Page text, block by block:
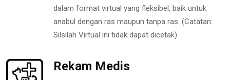
dalam format virtual yang fleksibel, baik untuk
anabul dengan ras maupun tanpa ras. (Catatan:
Silsilah Virtual ini tidak dapat dicetak).
Rekam Medis